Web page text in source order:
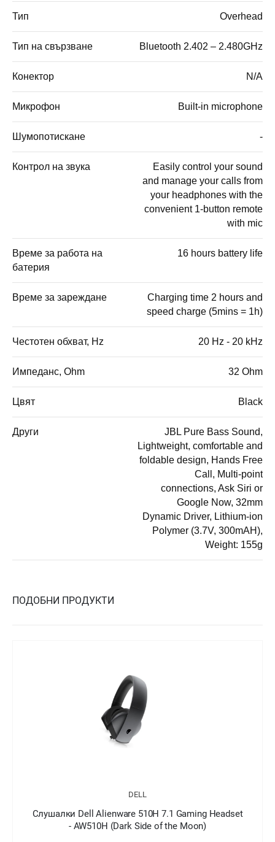
Тип Overhead
Тип на свързване Bluetooth 2.402 – 2.480GHz
Конектор N/A
Микрофон Built-in microphone
Шумопотискане -
Контрол на звука
Easily control your sound
and manage your calls from
your headphones with the
convenient 1-button remote
with mic
Време за работа на
батерия
16 hours battery life
Време за зареждане
Charging time 2 hours and
speed charge (5mins = 1h)
Честотен обхват, Hz 20 Hz - 20 kHz
Импеданс, Ohm 32 Ohm
Цвят Black
Други
JBL Pure Bass Sound,
Lightweight, comfortable and
foldable design, Hands Free
Call, Multi-point
connections, Ask Siri or
Google Now, 32mm
Dynamic Driver, Lithium-ion
Polymer (3.7V, 300mAH),
Weight: 155g
ПОДОБНИ ПРОДУКТИ
Dell Alienware 510H 7.1 Gaming Headset
- AW510H (Dark Side of the Moon)